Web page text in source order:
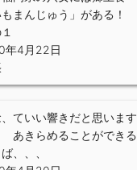
もまんじゅう」がある！
年4月22日
ていい響きだと思います
あきらめることができる
、、、